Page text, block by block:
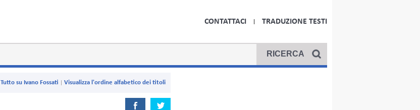
CONTATTACI TRADUZIONE TESTI
Visualizza l'ordine alfabetico dei titoli
Tutto su Ivano Fossati